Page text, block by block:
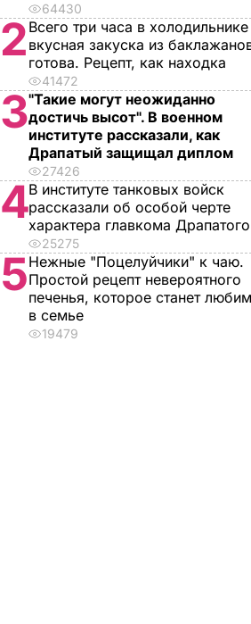
64430
2 Всего три часа в
вкусная закуска из
готова. Рецепт, как находка
41472
3"Такие могут неожиданно
достичь высот". В военном
институте рассказали, как
Драпатый защищал диплом
27426
4В институте танковых войск
рассказали об особой черте
характера главкома Драпатого
25275
5Нежные "Поцелуйчики" к чаю.
Простой рецепт невероятного
печенья, которое станет
в семье
19479